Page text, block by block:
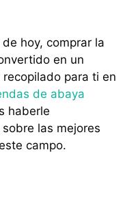
hoy, comprar la
en un
para ti en
de abaya
haberle
las mejores
campo.